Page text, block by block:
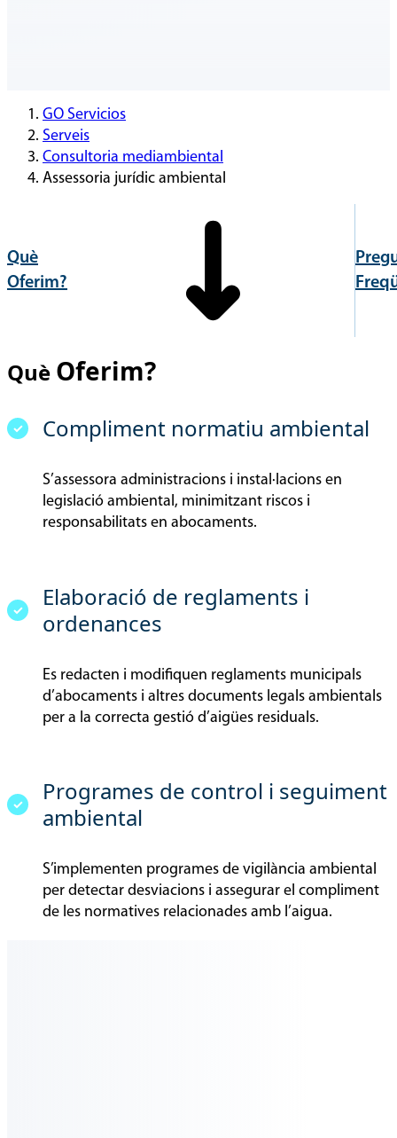
GO Servicios
Serveis
Consultoria mediambiental
Assessoria jurídic ambiental
Què
Oferim?
Què Oferim?
Compliment normatiu ambiental
S’assessora administracions i instal·lacions en
legislació ambiental, minimitzant riscos i
responsabilitats en abocaments.
Elaboració de reglaments i
ordenances
Es redacten i modifiquen reglaments municipals
d’abocaments i altres documents legals ambientals
per a la correcta gestió d’aigües residuals.
Programes de control i seguiment
ambiental
S’implementen programes de vigilància ambiental
per detectar desviacions i assegurar el compliment
de les normatives relacionades amb l’aigua.